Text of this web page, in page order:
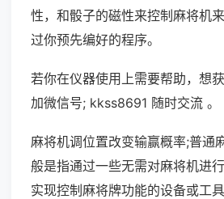
性，和骰子的磁性来控制麻将机
过你预先编好的程序。
若你在仪器使用上需要帮助，想
加微信号; kkss8691 随时交流 。
麻将机调位置改变输赢概率;普通
般是指通过一些无需对麻将机进
实现控制麻将牌功能的设备或工具